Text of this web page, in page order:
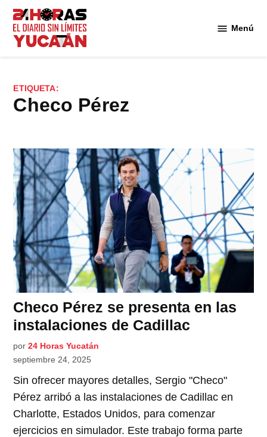
Saltar
contenido
Menú
ETIQUETA:
Checo Pérez
Checo Pérez se presenta en las
instalaciones de Cadillac
por 24 Horas Yucatán
septiembre 24, 2025
Sin ofrecer mayores detalles, Sergio "Checo"
Pérez arribó a las instalaciones de Cadillac en
Charlotte, Estados Unidos, para comenzar
ejercicios en simulador. Este trabajo forma parte